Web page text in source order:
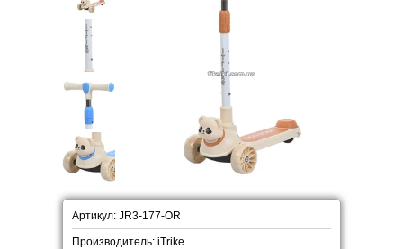
Артикул: JR3-177-OR
Производитель: iTrike